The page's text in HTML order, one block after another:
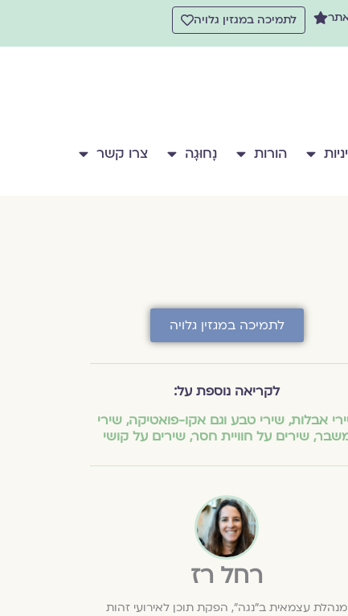
לתמיכה במגזין גלויה
הורות נָחוּגָה צרו קשר
לתמיכה במגזין גלויה
לקריאה נוספת על:
אבלות,שירי טבע וגם אקו-פואטיקה,שירי
,שירים על חוויית חסר,שירים על קושי
רחל רז
מנהלת עצמאית ב"נגה", הפקת תוכן לאירועי זהות